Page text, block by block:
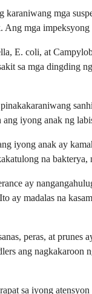
karaniwang mga
mga
E. coli, at
sa mga
iyong anak ng
iyong anak ay
na
ay
madalas na
peras, at
ang
sa iyong